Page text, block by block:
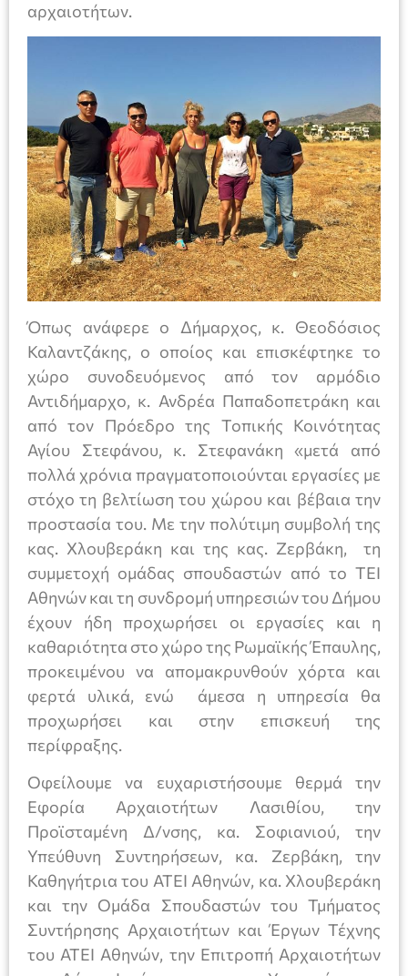
αρχαιοτήτων.
Όπως ανάφερε ο Δήμαρχος, κ. Θεοδόσιος
Καλαντζάκης, ο οποίος και επισκέφτηκε το
χώρο συνοδευόμενος από τον αρμόδιο
Αντιδήμαρχο, κ. Ανδρέα Παπαδοπετράκη και
από τον Πρόεδρο της Τοπικής Κοινότητας
Αγίου Στεφάνου, κ. Στεφανάκη «μετά από
πολλά χρόνια πραγματοποιούνται εργασίες με
στόχο τη βελτίωση του χώρου και βέβαια την
προστασία του. Με την πολύτιμη συμβολή της
κας. Χλουβεράκη και της κας. Ζερβάκη, τη
συμμετοχή ομάδας σπουδαστών από το ΤΕΙ
Αθηνών και τη συνδρομή υπηρεσιών του Δήμου
έχουν ήδη προχωρήσει οι εργασίες και η
καθαριότητα στο χώρο της Ρωμαϊκής Έπαυλης,
προκειμένου να απομακρυνθούν χόρτα και
φερτά υλικά, ενώ άμεσα η υπηρεσία θα
προχωρήσει και στην επισκευή της
περίφραξης.
Οφείλουμε να ευχαριστήσουμε θερμά την
Εφορία Αρχαιοτήτων Λασιθίου, την
Προϊσταμένη Δ/νσης, κα. Σοφιανιού, την
Υπεύθυνη Συντηρήσεων, κα. Ζερβάκη, την
Καθηγήτρια του ΑΤΕΙ Αθηνών, κα. Χλουβεράκη
και την Ομάδα Σπουδαστών του Τμήματος
Συντήρησης Αρχαιοτήτων και Έργων Τέχνης
του ΑΤΕΙ Αθηνών, την Επιτροπή Αρχαιοτήτων